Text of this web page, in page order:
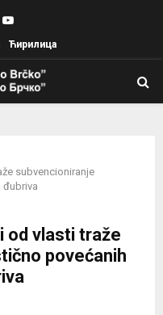
Youtube
Ћирилица
subvencioniranje
đubriva
od vlasti traže
povećanih